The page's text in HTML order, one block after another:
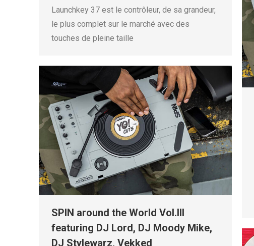
Launchkey 37 est le contrôleur, de sa grandeur,
le plus complet sur le marché avec des
touches de pleine taille
SPIN around the World Vol.III
featuring DJ Lord, DJ Moody Mike,
DJ Stylewarz, Vekked